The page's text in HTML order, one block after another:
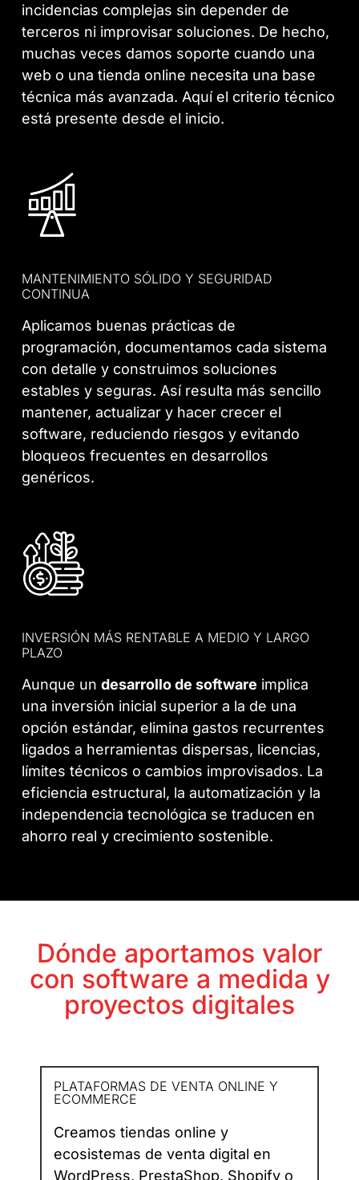
incidencias complejas sin depender de
terceros ni improvisar soluciones. De hecho,
muchas veces damos soporte cuando una
web o una tienda online necesita una base
técnica más avanzada. Aquí el criterio técnico
está presente desde el inicio.
MANTENIMIENTO SÓLIDO Y SEGURIDAD
CONTINUA
Aplicamos buenas prácticas de
programación, documentamos cada sistema
con detalle y construimos soluciones
estables y seguras. Así resulta más sencillo
mantener, actualizar y hacer crecer el
software, reduciendo riesgos y evitando
bloqueos frecuentes en desarrollos
genéricos.
INVERSIÓN MÁS RENTABLE A MEDIO Y LARGO
PLAZO
Aunque undesarrollo de software implica
una inversión inicial superior a la de una
opción estándar, elimina gastos recurrentes
ligados a herramientas dispersas, licencias,
límites técnicos o cambios improvisados. La
eficiencia estructural, la automatización y la
independencia tecnológica se traducen en
ahorro real y crecimiento sostenible.
Dónde aportamos valor
con software a medida y
proyectos digitales
PLATAFORMAS DE VENTA ONLINE Y
ECOMMERCE
Creamos tiendas online y
ecosistemas de venta digital en
WordPress, PrestaShop, Shopify o